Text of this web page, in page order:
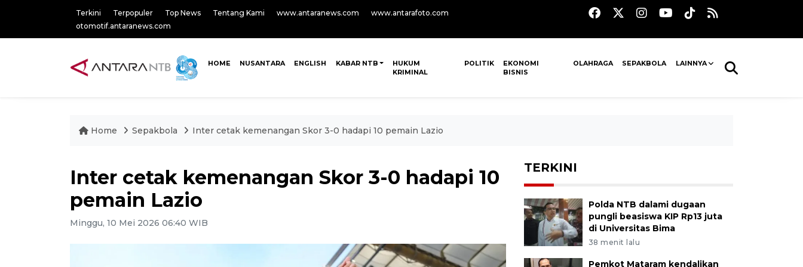
Terkini Terpopuler Top News Tentang Kami www.antaranews.com
www.antarafoto.com
otomotif.antaranews.com
HOME NUSANTARA ENGLISH KABAR NTB
HUKUM
KRIMINAL
POLITIK
EKONOMI
BISNIS
OLAHRAGA SEPAKBOLA LAINNYA
Home Sepakbola Inter cetak kemenangan Skor 3-0 hadapi 10 pemain Lazio
Inter cetak kemenangan Skor 3-0 hadapi 10
pemain Lazio
Minggu, 10 Mei 2026 06:40 WIB
TERKINI
Polda NTB dalami dugaan
pungli beasiswa KIP Rp13 juta
di Universitas Bima
38 menit lalu
Pemkot Mataram kendalikan